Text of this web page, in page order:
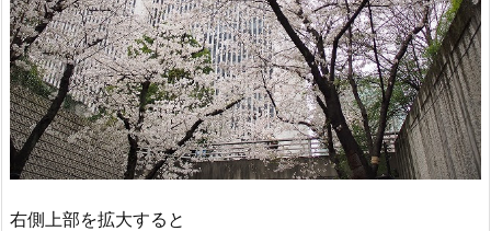
右側上部を拡大すると